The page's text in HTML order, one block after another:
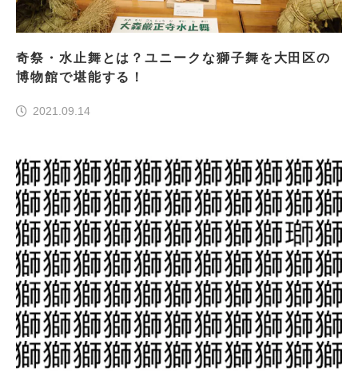
奇祭・水止舞とは？ユニークな獅子舞を大田区の
博物館で堪能する！
2021.09.14